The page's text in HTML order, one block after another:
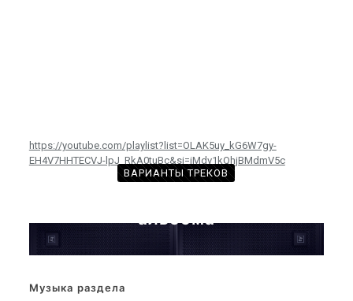
https://youtube.com/playlist?list=OLAK5uy_kG6W7gy-
EH4V7HHTECVJ-lpJ_RkA0tuBc&si=iMdv1kQhjBMdmV5c
ВАРИАНТЫ ТРЕКОВ
Музыка раздела